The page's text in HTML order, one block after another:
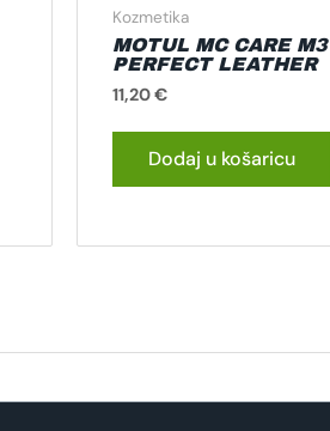
Kozmetika
MOTUL MC CARE M3
PERFECT LEATHER
11,20€
Dodaj u košaricu